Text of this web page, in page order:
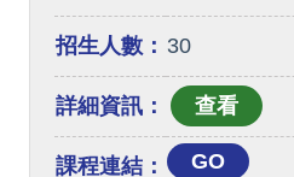
招生人數： 30
詳細資訊：
課程連結： GO